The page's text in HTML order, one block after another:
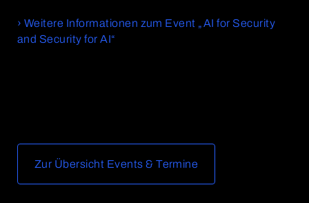
› Weitere Informationen zum Event „AI for Security
and Security for AI“
Zur Übersicht Events & Termine